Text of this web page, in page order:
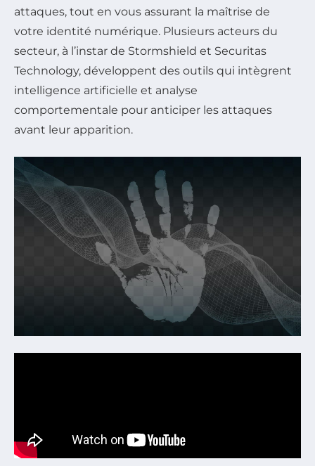
attaques, tout en vous assurant la maîtrise de
votre identité numérique. Plusieurs acteurs du
secteur, à l’instar de Stormshield et Securitas
Technology, développent des outils qui intègrent
intelligence artificielle et analyse
comportementale pour anticiper les attaques
avant leur apparition.